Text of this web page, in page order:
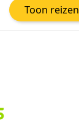
Toon reizen